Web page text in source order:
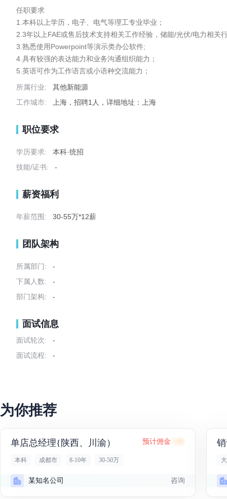
任职要求
1.本科以上学历，电子、电气等理工专业毕业；
2.3年以上FAE或售后技术支持相关工作经验，储能/光伏/电力相关
3.熟悉使用Powerpoint等演示类办公软件;
4.具有较强的表达能力和业务沟通组织能力；
5.英语可作为工作语言或小语种交流能力；
所属行业:
其他新能源
工作城市:
上海，招聘1人，详细地址：上海
职位要求
学历要求:
本科·统招
技能/证书:
-
薪资福利
年薪范围: 30-55万*12薪
团队架构
所属部门:
-
下属人数:
-
部门架构:
-
面试信息
面试轮次:
-
面试流程:
-
为你推荐
单店总经理{陕西、川渝） 预计佣金
本科 成都市 8-10年 30-50万
某知名公司 咨询